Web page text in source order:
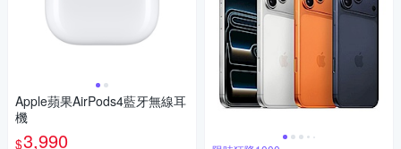
Apple蘋果AirPods4藍牙無線耳
機
$3,990